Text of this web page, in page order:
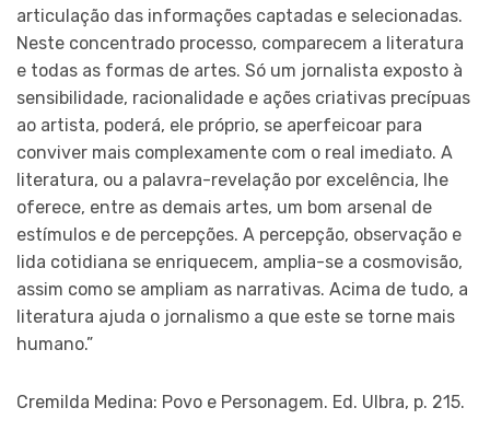
articulação das informações captadas e selecionadas.
Neste concentrado processo, comparecem a literatura
e todas as formas de artes. Só um jornalista exposto à
sensibilidade, racionalidade e ações criativas precípuas
ao artista, poderá, ele próprio, se aperfeicoar para
conviver mais complexamente com o real imediato. A
literatura, ou a palavra-revelação por excelência, lhe
oferece, entre as demais artes, um bom arsenal de
estímulos e de percepções. A percepção, observação e
lida cotidiana se enriquecem, amplia-se a cosmovisão,
assim como se ampliam as narrativas. Acima de tudo, a
literatura ajuda o jornalismo a que este se torne mais
humano.”
Cremilda Medina: Povo e Personagem. Ed. Ulbra, p. 215.